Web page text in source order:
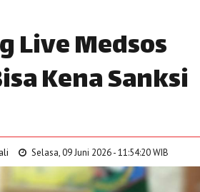
Live Medsos
Kena Sanksi
Selasa, 09 Juni 2026 - 11:54:20 WIB